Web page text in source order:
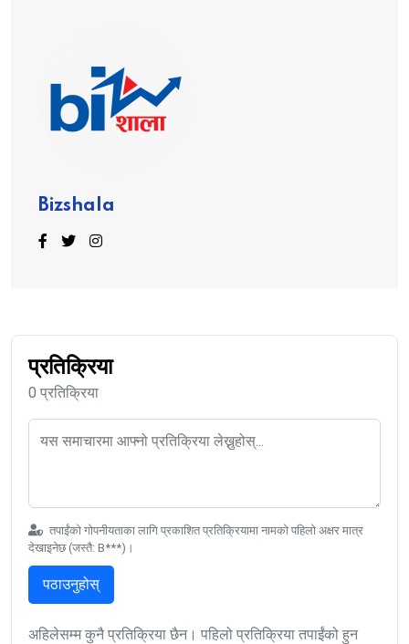
Bizshala
प्रतिक्रिया
0 प्रतिक्रिया
तपाईंको गोपनीयताका लागि प्रकाशित प्रतिक्रियामा नामको पहिलो अक्षर मात्र
देखाइनेछ (जस्तै: B***)।
पठाउनुहोस्
अहिलेसम्म कुनै प्रतिक्रिया छैन। पहिलो प्रतिक्रिया तपाईंको हुन